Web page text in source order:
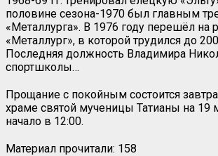
половине сезона-1970 был главным
«Металлурга». В 1976 году перешёл
«Металлург», в которой трудился до
Последняя должность Владимира
спортшколы…
Прощание с покойным состоится
храме святой мученицы Татианы на 19
начало в 12:00.
Материал прочитали: 158